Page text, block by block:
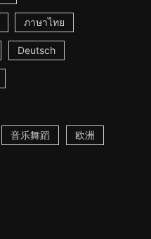
ภาษาไทย
Deutsch
音乐舞蹈 欧洲